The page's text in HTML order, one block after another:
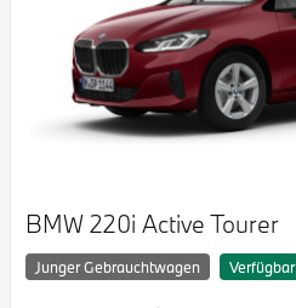
BMW 220i Active Tourer
Junger Gebrauchtwagen Verfügbar